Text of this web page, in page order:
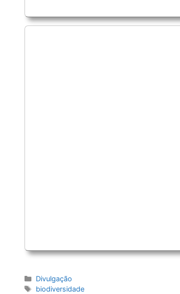
Categorias
Divulgação
Etiquetas
biodiversidade